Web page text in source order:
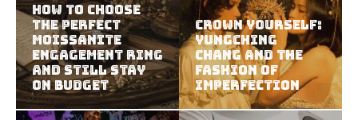
How to Choose
the Perfect
Moissanite
Engagement Ring
and Still Stay
on Budget
Crown Yourself:
YungChing
Chang and the
Fashion of
Imperfection